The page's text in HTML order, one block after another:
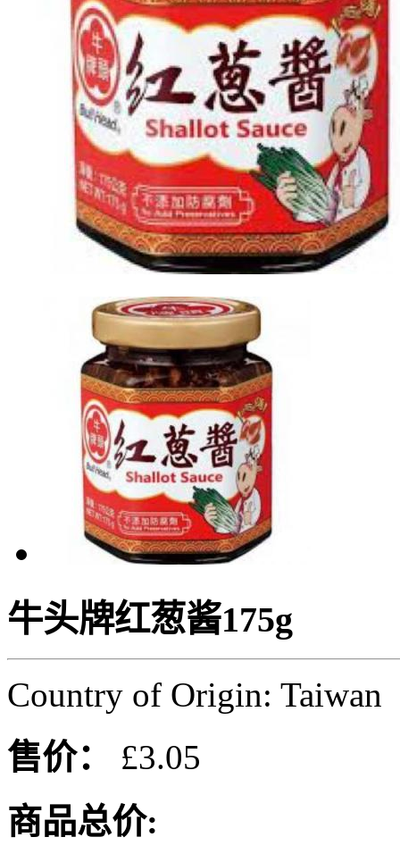
牛头牌红葱酱175g
Country of Origin: Taiwan
售价：
£3.05
商品总价: